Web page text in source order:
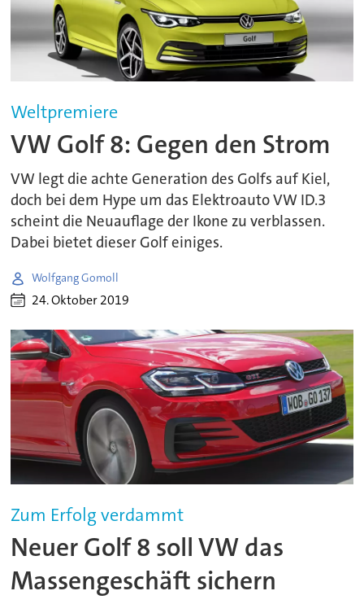
Weltpremiere
VW Golf 8: Gegen den Strom
VW legt die achte Generation des Golfs auf Kiel,
doch bei dem Hype um das Elektroauto VW ID.3
scheint die Neuauflage der Ikone zu verblassen.
Dabei bietet dieser Golf einiges.
Wolfgang Gomoll
24. Oktober 2019
Zum Erfolg verdammt
Neuer Golf 8 soll VW das
Massengeschäft sichern